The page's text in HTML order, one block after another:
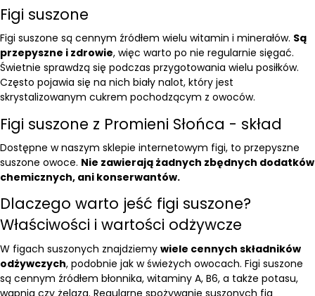
Figi suszone
Figi suszone są cennym źródłem wielu witamin i minerałów. Są
przepyszne i zdrowie, więc warto po nie regularnie sięgać.
Świetnie sprawdzą się podczas przygotowania wielu posiłków.
Często pojawia się na nich biały nalot, który jest
skrystalizowanym cukrem pochodzącym z owoców.
Figi suszone z Promieni Słońca - skład
Dostępne w naszym sklepie internetowym figi, to przepyszne
suszone owoce. Nie zawierają żadnych zbędnych dodatków
chemicznych, ani konserwantów.
Dlaczego warto jeść figi suszone?
Właściwości i wartości odżywcze
W figach suszonych znajdziemy wiele cennych składników
odżywczych, podobnie jak w świeżych owocach. Figi suszone
są cennym źródłem błonnika, witaminy A, B6, a także potasu,
wapnia czy żelaza. Regularne spożywanie suszonych fig